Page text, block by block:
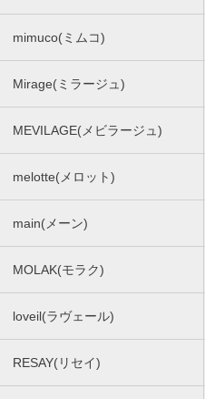
mimuco(ミムコ)
Mirage(ミラージュ)
MEVILAGE(メビラージュ)
melotte(メロット)
main(メーン)
MOLAK(モラク)
loveil(ラヴェール)
RESAY(リセイ)